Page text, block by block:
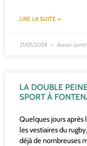
LIRE LA SUITE »
21/01/2024 Aucun
LA DOUBLE
SPORT À
Quelques jours après
les vestiaires du
déjà de nombreuses